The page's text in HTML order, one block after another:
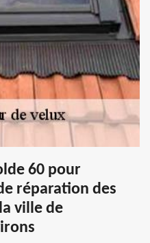
60 pour
réparation des
ville de